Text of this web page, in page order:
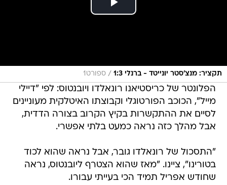
תקציר: מנצ'סטר יונייטד - ברנלי 1:3 / ספורט1
הפלונטר של כריסטיאנו רונאלדו ויובנטוס: לפי "דיילי
מייל", הכוכב הפורטוגלי וקבוצתו האיטלקית מעוניינים
לסיים את ההתקשרות בקיץ הקרוב בצורה הדדית,
אבל מהלך כזה נראה כמעט בלתי אפשרי.
"התסכול של רונאלדו גובר, אבל נראה שהוא לכוד
בטורינו", ציינו. "מאז שהוא הצטרף ליובנטוס, נראה
שחודש אפריל תמיד הכי בעייתי עבורו.